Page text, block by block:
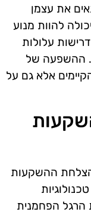
את עצמן
להוות מנוע
עלולות
ההשפעה של
אלא גם על
ההשקעות
הרגל הפחמנית